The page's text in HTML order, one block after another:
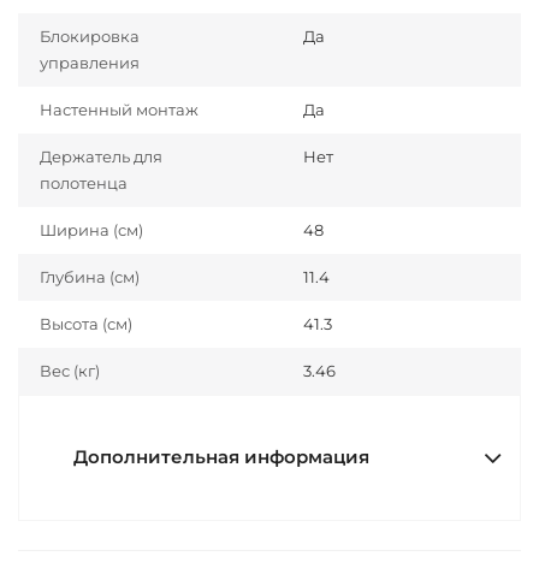
Блокировка
управления
Да
Настенный монтаж Да
Держатель для
полотенца
Нет
Ширина (см) 48
Глубина (см) 11.4
Высота (см) 41.3
Вес (кг) 3.46
Дополнительная информация